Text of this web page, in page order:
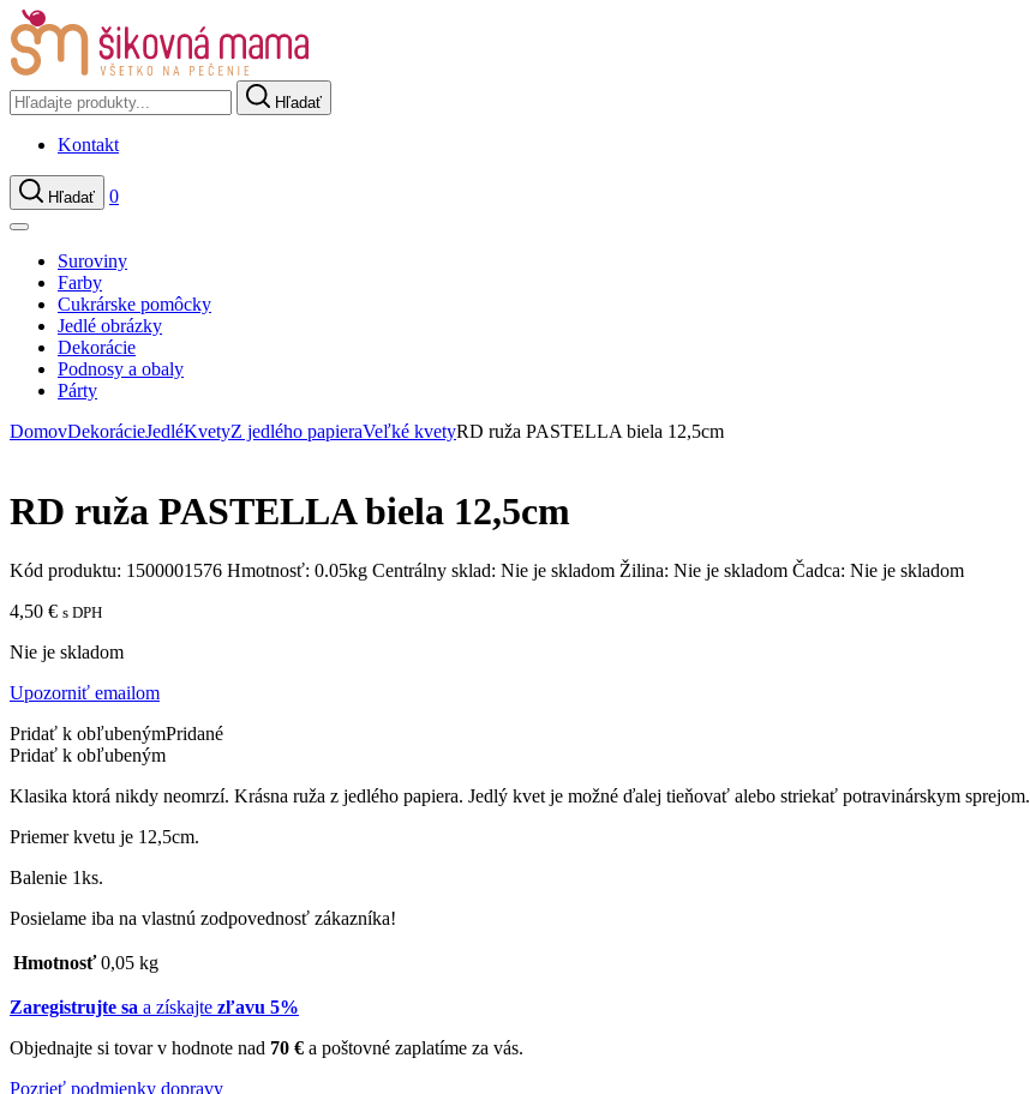
Hľadať
Kontakt
Hľadať 0
Suroviny
Farby
Cukrárske pomôcky
Jedlé obrázky
Dekorácie
Podnosy a obaly
Párty
DomovDekorácieJedléKvetyZ jedlého papieraVeľké kvetyRD ruža PASTELLA biela 12,5cm
RD ruža PASTELLA biela 12,5cm
Kód produktu: 1500001576 Hmotnosť: 0.05kg Centrálny sklad: Nie je skladom Žilina: Nie je skladom Čadca: Nie je skladom
4,50 € s DPH
Nie je skladom
Upozorniť emailom
Pridať k obľubenýmPridané
Pridať k obľubeným
Klasika ktorá nikdy neomrzí. Krásna ruža z jedlého papiera. Jedlý kvet je možné ďalej tieňovať alebo striekať potravinárskym sprejom.
Priemer kvetu je 12,5cm.
Balenie 1ks.
Posielame iba na vlastnú zodpovednosť zákazníka!
Hmotnosť 0,05 kg
Zaregistrujte sa a získajte zľavu 5%
Objednajte si tovar v hodnote nad 70 € a poštovné zaplatíme za vás.
Pozrieť podmienky dopravy